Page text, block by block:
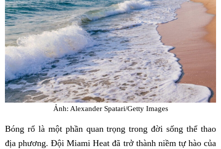
Ảnh: Alexander Spatari/Getty Images
Bóng rổ là một phần quan trọng trong đời sống thể thao
địa phương. Đội Miami Heat đã trở thành niềm tự hào của